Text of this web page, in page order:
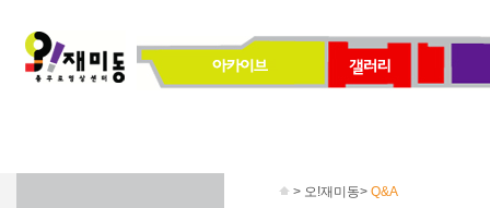
> 오!재미동> Q&A